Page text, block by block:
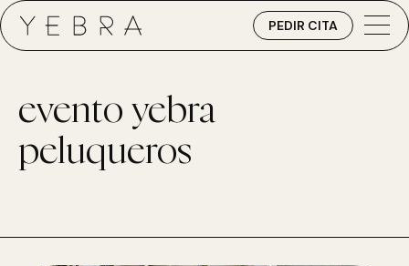
PEDIR CITA
evento yebra
peluqueros